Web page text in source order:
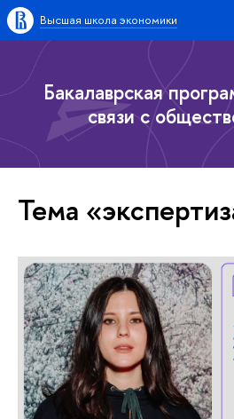
Высшая школа экономики
Бакалаврская
связи с
Тема